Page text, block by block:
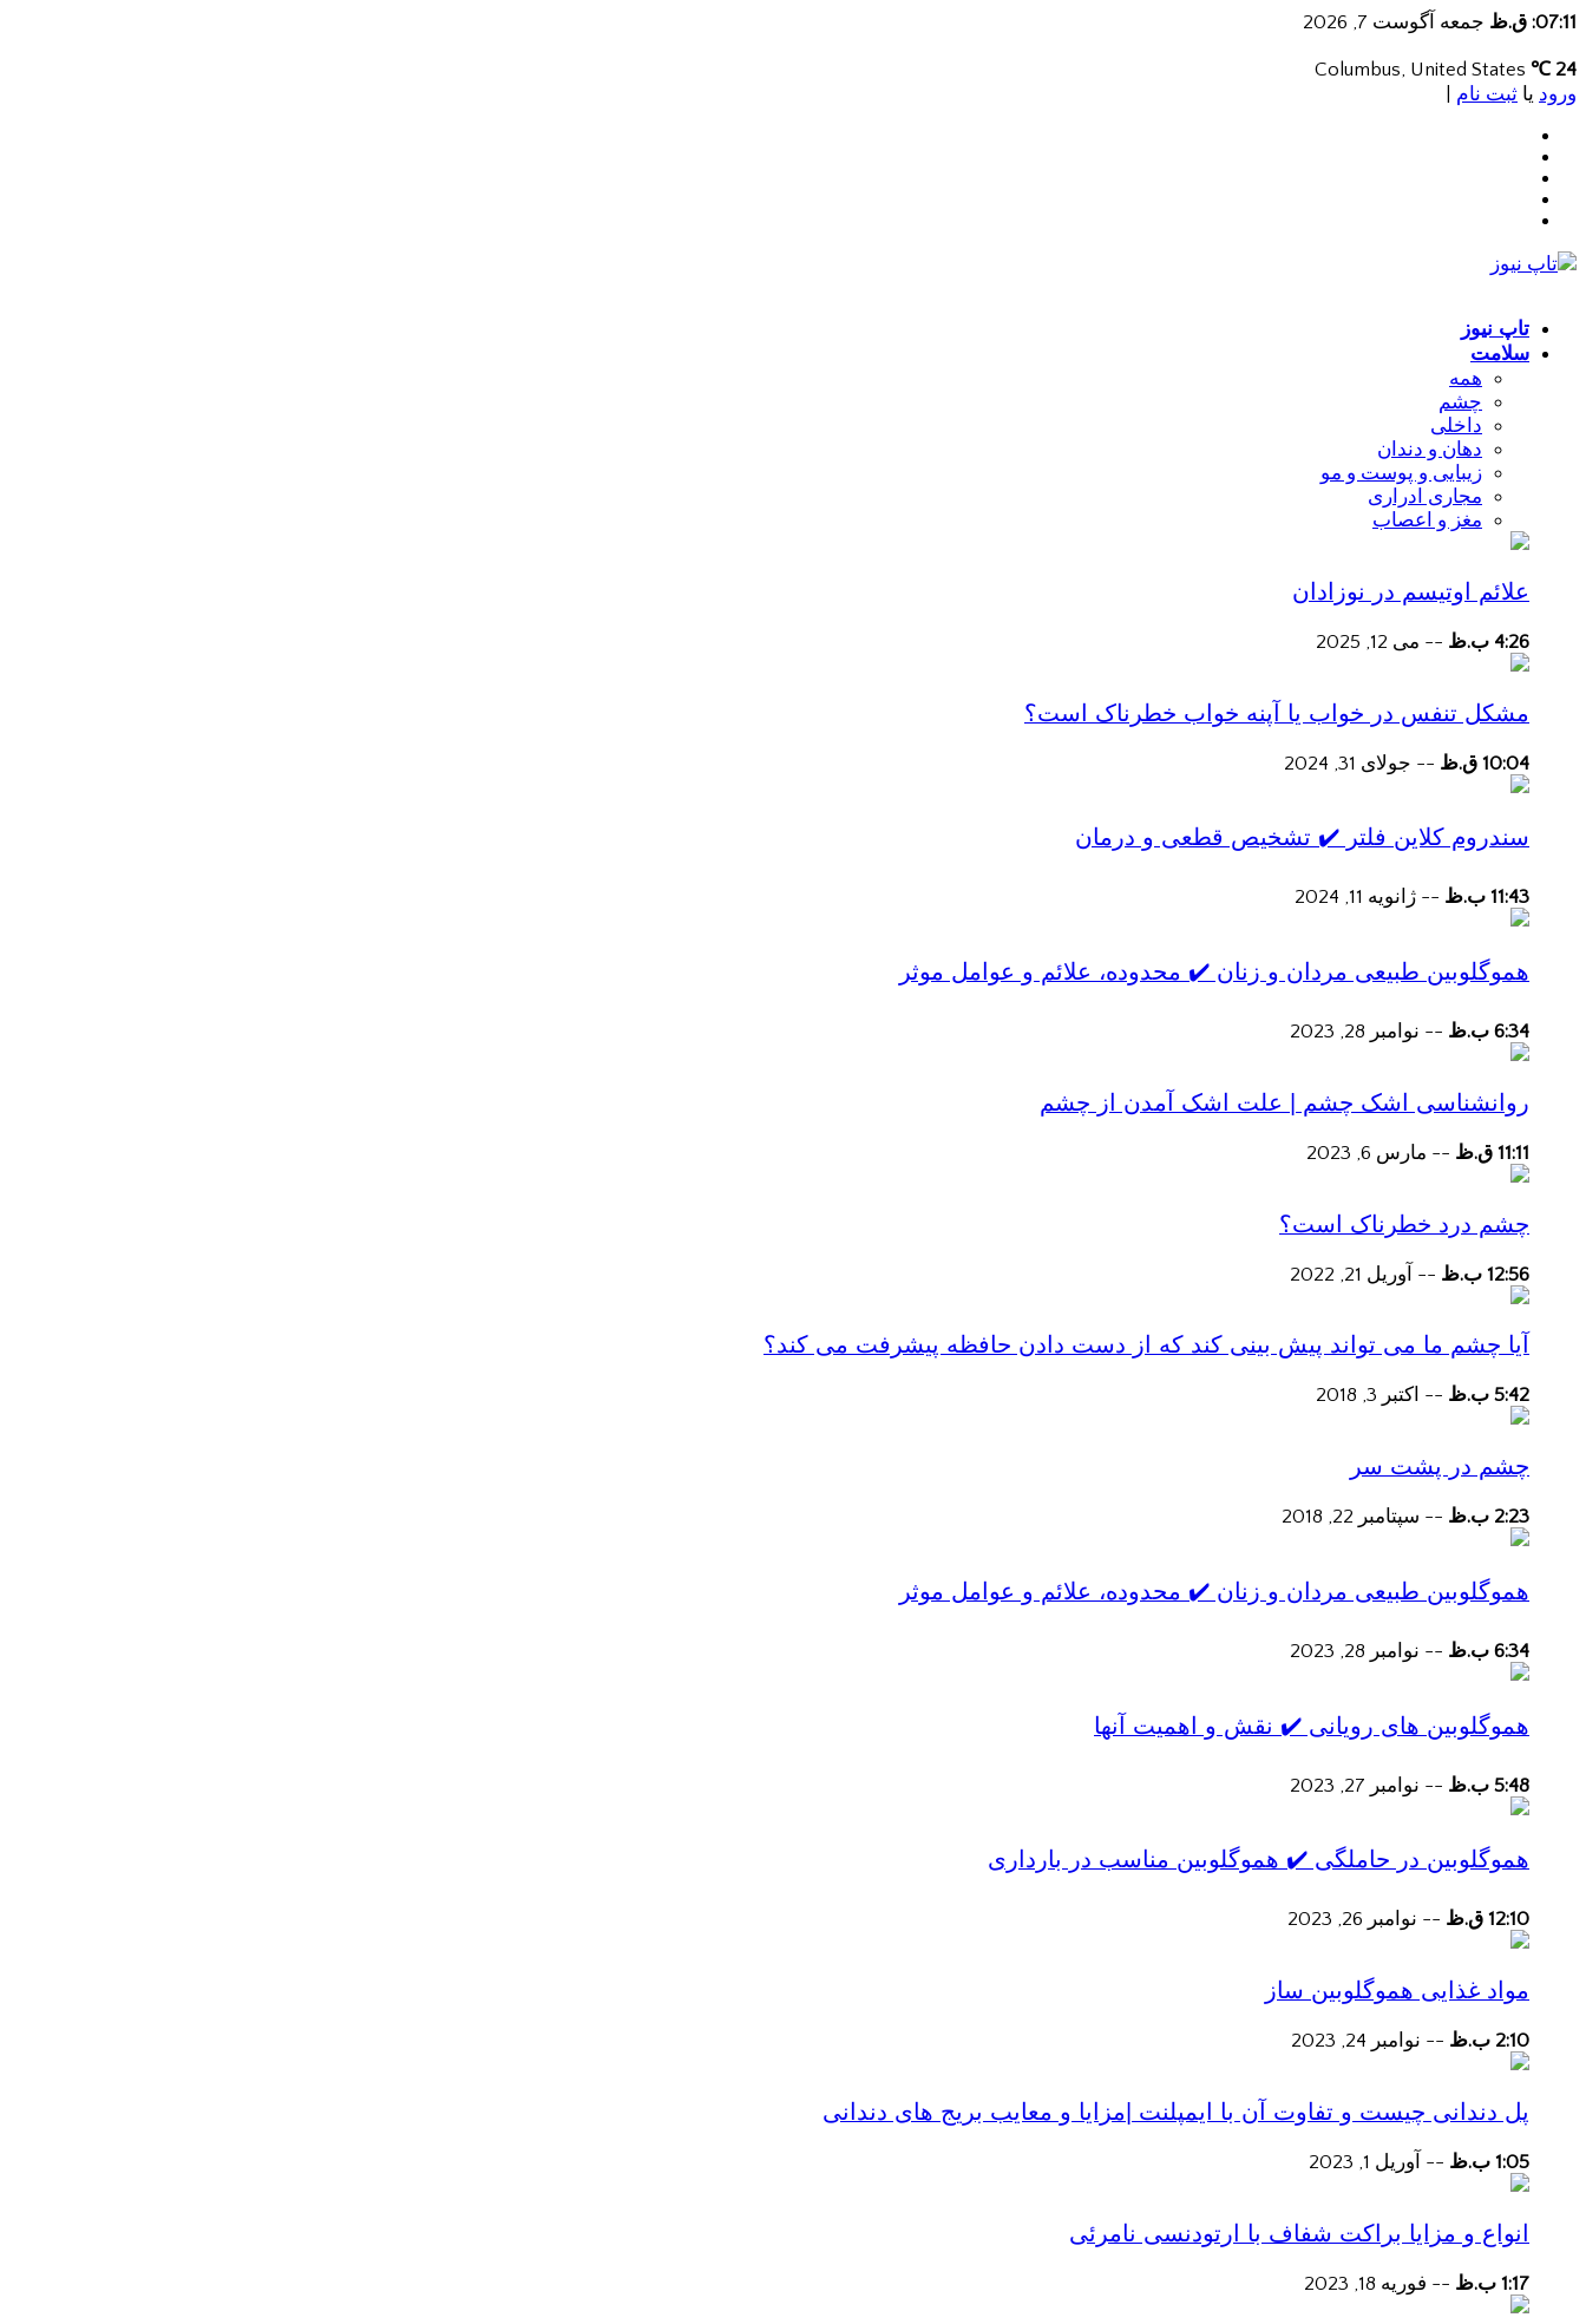
07:11: ق.ظ جمعه آگوست 7, 2026
24 ℃
ورود یا ثبت نام
تاپ نیوز
سلامت
همه
چشم
داخلی
دهان و دندان
زیبایی و پوست و مو
مجاری ادراری
مغز و اعصاب
علائم اوتیسم در نوزادان
4:26 ب.ظ -- می 12, 2025
مشکل تنفس در خواب یا آپنه خواب خطرناک است؟
10:04 ق.ظ -- جولای 31, 2024
سندروم کلاین فلتر ✔️ تشخیص قطعی و درمان
11:43 ب.ظ -- ژانویه 11, 2024
هموگلوبین طبیعی مردان و زنان ✔️ محدوده، علائم و عوامل موثر
6:34 ب.ظ -- نوامبر 28, 2023
روانشناسی اشک چشم | علت اشک آمدن از چشم
11:11 ق.ظ -- مارس 6, 2023
چشم درد خطرناک است؟
12:56 ب.ظ -- آوریل 21, 2022
آیا چشم ما می تواند پیش بینی کند که از دست دادن حافظه پیشرفت می کند؟
5:42 ب.ظ -- اکتبر 3, 2018
چشم در پشت سر
2:23 ب.ظ -- سپتامبر 22, 2018
هموگلوبین طبیعی مردان و زنان ✔️ محدوده، علائم و عوامل موثر
6:34 ب.ظ -- نوامبر 28, 2023
هموگلوبین های رویانی ✔️ نقش و اهمیت آنها
5:48 ب.ظ -- نوامبر 27, 2023
هموگلوبین در حاملگی ✔️ هموگلوبین مناسب در بارداری
12:10 ق.ظ -- نوامبر 26, 2023
مواد غذایی هموگلوبین ساز
2:10 ب.ظ -- نوامبر 24, 2023
پل دندانی چیست و تفاوت آن با ایمپلنت |مزایا و معایب بریج های دندانی
1:05 ب.ظ -- آوریل 1, 2023
انواع و مزایا براکت شفاف با ارتودنسی نامرئی
1:17 ب.ظ -- فوریه 18, 2023